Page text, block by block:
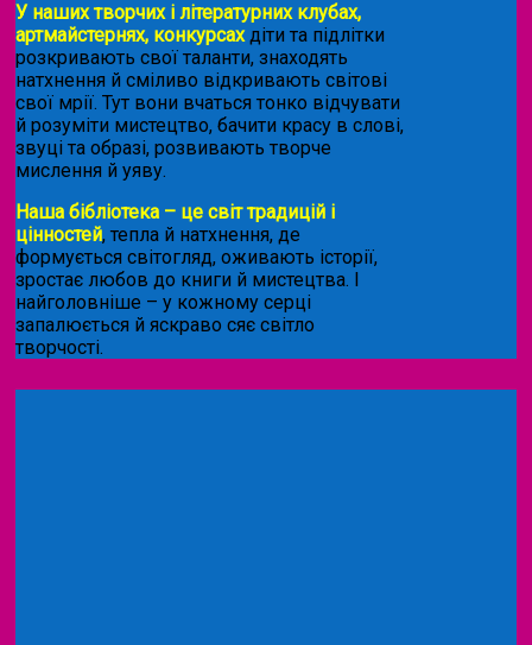
У наших творчих і літературних клубах,
артмайстернях, конкурсахдіти та підлітки
розкривають свої таланти, знаходять
натхнення й сміливо відкривають світові
свої мрії. Тут вони вчаться тонко відчувати
й розуміти мистецтво, бачити красу в слові,
звуці та образі, розвивають творче
мислення й уяву.
Наша бібліотека – це світ традицій і
цінностей, тепла й натхнення, де
формується світогляд, оживають історії,
зростає любов до книги й мистецтва. І
найголовніше – у кожному серці
запалюється й яскраво сяє світло
творчості.